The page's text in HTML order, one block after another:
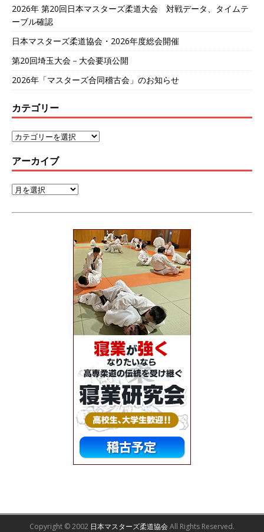
2026年 第20回日本マスターズ柔道大会 対戦データ、タイムテ
ーブル確認
日本マスターズ柔道協会・2026年度総会開催
第20回埼玉大会－大会要項公開
2026年「マスターズ合同稽古会」のお知らせ
カテゴリー
アーカイブ
Copyright © 2002 日本マスターズ柔道協会All Rights Reserved.